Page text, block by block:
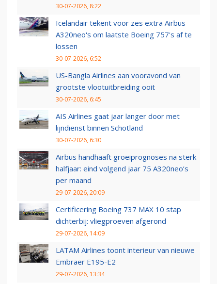
30-07-2026, 8:22
Icelandair tekent voor zes extra Airbus
A320neo's om laatste Boeing 757's af te
lossen
30-07-2026, 6:52
US-Bangla Airlines aan vooravond van
grootste vlootuitbreiding ooit
30-07-2026, 6:45
AIS Airlines gaat jaar langer door met
lijndienst binnen Schotland
30-07-2026, 6:30
Airbus handhaaft groeiprognoses na sterk
halfjaar: eind volgend jaar 75 A320neo’s
per maand
29-07-2026, 20:09
Certificering Boeing 737 MAX 10 stap
dichterbij: vliegproeven afgerond
29-07-2026, 14:09
LATAM Airlines toont interieur van nieuwe
Embraer E195-E2
29-07-2026, 13:34